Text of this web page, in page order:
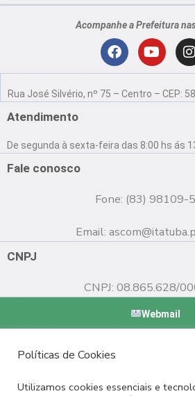
Acompanhe a Prefeitura
F
c
o
o
Y
u
b
e
I
n
s
r
Rua José Silvério, nº 75 – Centro – CEP:
Atendimento
De segunda à sexta-feira das 8:00 hs ás
Fale conosco
Fone: (83) 98109-
Email:
CNPJ
CNPJ: 08.865.628/
Webmail
Políticas de Cookies
Utilizamos cookies essenciais e